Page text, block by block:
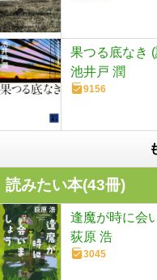
果つる底なき
池井戸 潤
9156
読みたい本(43冊)
逢魔が時に会
荻原 浩
3045